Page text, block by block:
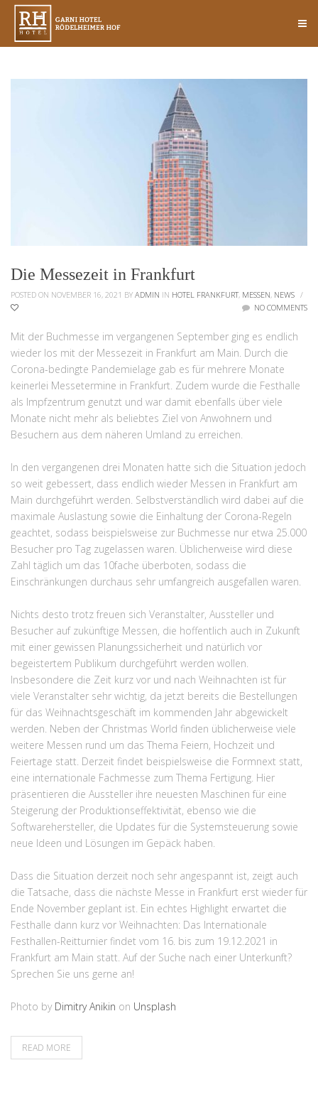
Die Messezeit in Frankfurt
POSTED ON NOVEMBER 16, 2021 BY ADMIN IN HOTEL FRANKFURT, MESSEN, NEWS /
NO COMMENTS
Mit der Buchmesse im vergangenen September ging es endlich
wieder los mit der Messezeit in Frankfurt am Main. Durch die
Corona-bedingte Pandemielage gab es für mehrere Monate
keinerlei Messetermine in Frankfurt. Zudem wurde die Festhalle
als Impfzentrum genutzt und war damit ebenfalls über viele
Monate nicht mehr als beliebtes Ziel von Anwohnern und
Besuchern aus dem näheren Umland zu erreichen.
In den vergangenen drei Monaten hatte sich die Situation jedoch
so weit gebessert, dass endlich wieder Messen in Frankfurt am
Main durchgeführt werden. Selbstverständlich wird dabei auf die
maximale Auslastung sowie die Einhaltung der Corona-Regeln
geachtet, sodass beispielsweise zur Buchmesse nur etwa 25.000
Besucher pro Tag zugelassen waren. Üblicherweise wird diese
Zahl täglich um das 10fache überboten, sodass die
Einschränkungen durchaus sehr umfangreich ausgefallen waren.
Nichts desto trotz freuen sich Veranstalter, Aussteller und
Besucher auf zukünftige Messen, die hoffentlich auch in Zukunft
mit einer gewissen Planungssicherheit und natürlich vor
begeistertem Publikum durchgeführt werden wollen.
Insbesondere die Zeit kurz vor und nach Weihnachten ist für
viele Veranstalter sehr wichtig, da jetzt bereits die Bestellungen
für das Weihnachtsgeschäft im kommenden Jahr abgewickelt
werden. Neben der Christmas World finden üblicherweise viele
weitere Messen rund um das Thema Feiern, Hochzeit und
Feiertage statt. Derzeit findet beispielsweise die Formnext statt,
eine internationale Fachmesse zum Thema Fertigung. Hier
präsentieren die Aussteller ihre neuesten Maschinen für eine
Steigerung der Produktionseffektivität, ebenso wie die
Softwarehersteller, die Updates für die Systemsteuerung sowie
neue Ideen und Lösungen im Gepäck haben.
Dass die Situation derzeit noch sehr angespannt ist, zeigt auch
die Tatsache, dass die nächste Messe in Frankfurt erst wieder für
Ende November geplant ist. Ein echtes Highlight erwartet die
Festhalle dann kurz vor Weihnachten: Das Internationale
Festhallen-Reitturnier findet vom 16. bis zum 19.12.2021 in
Frankfurt am Main statt. Auf der Suche nach einer Unterkunft?
Sprechen Sie uns gerne an!
Photo by Dimitry Anikin on Unsplash
READ MORE